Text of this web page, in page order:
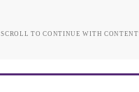
SCROLL TO CONTINUE WITH CONTENT